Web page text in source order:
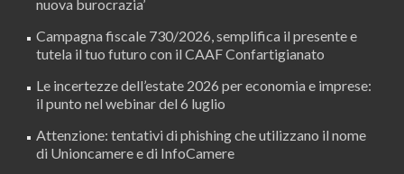
nuova burocrazia’
Campagna fiscale 730/2026, semplifica il presente e
tutela il tuo futuro con il CAAF Confartigianato
Le incertezze dell’estate 2026 per economia e imprese:
il punto nel webinar del 6 luglio
Attenzione: tentativi di phishing che utilizzano il nome
di Unioncamere e di InfoCamere